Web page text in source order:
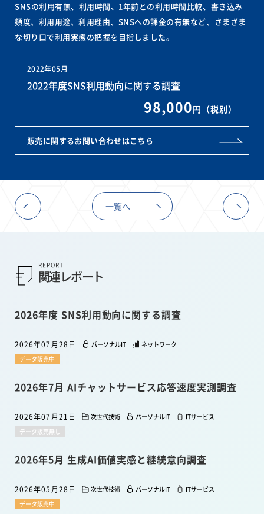
SNSの利用有無、利用時間、1年前との利用時間比較、書き込み
頻度、利用用途、利用理由、SNSへの課金の有無など、さまざま
な切り口で利用実態の把握を目指しました。
2022年05月
2022年度SNS利用動向に関する調査
98,000円（税別）
販売に関するお問い合わせはこちら
一覧へ
REPORT
関連レポート
2026年度 SNS利用動向に関する調査
2026年07月28日 パーソナルIT
ネットワーク
データ販売中
2026年7月 AIチャットサービス応答速度実測調査
2026年07月21日 次世代技術 パーソナルIT
ITサービス
データ販売無し
2026年5月 生成AI価値実感と継続意向調査
2026年05月28日 次世代技術 パーソナルIT
ITサービス
データ販売中